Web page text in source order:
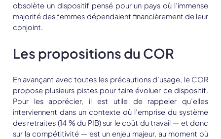
obsolète un dispositif pensé pour un pays où l’immense
majorité des femmes dépendaient financièrement de leur
conjoint.
Les propositions du COR
En avançant avec toutes les précautions d’usage, le COR
propose plusieurs pistes pour faire évoluer ce dispositif.
Pour les apprécier, il est utile de rappeler qu’elles
interviennent dans un contexte où l’emprise du système
des retraites (14 % du PIB) sur le coût du travail — et donc
sur la compétitivité — est un enjeu majeur, au moment où